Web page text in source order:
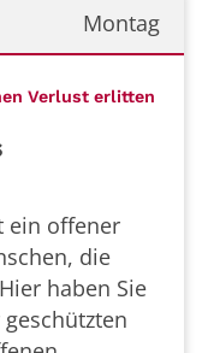
Montag
Verlust erlitten
ein offener
die
haben Sie